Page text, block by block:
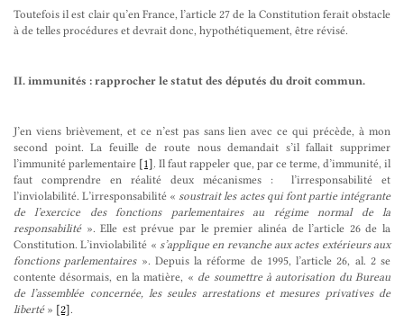
Toutefois il est clair qu’en France, l’article 27 de la Constitution ferait obstacle
à de telles procédures et devrait donc, hypothétiquement, être révisé.
II. immunités : rapprocher le statut des députés du droit commun.
J’en viens brièvement, et ce n’est pas sans lien avec ce qui précède, à mon
second point. La feuille de route nous demandait s’il fallait supprimer
l’immunité parlementaire [1]. Il faut rappeler que, par ce terme, d’immunité, il
faut comprendre en réalité deux mécanismes : l’irresponsabilité et
l’inviolabilité. L’irresponsabilité « soustrait les actes qui font partie intégrante
de l’exercice des fonctions parlementaires au régime normal de la
responsabilité». Elle est prévue par le premier alinéa de l’article 26 de la
Constitution. L’inviolabilité « s’applique en revanche aux actes extérieurs aux
fonctions parlementaires». Depuis la réforme de 1995, l’article 26, al. 2 se
contente désormais, en la matière, « de soumettre à autorisation du Bureau
de l’assemblée concernée, les seules arrestations et mesures privatives de
liberté» [2].